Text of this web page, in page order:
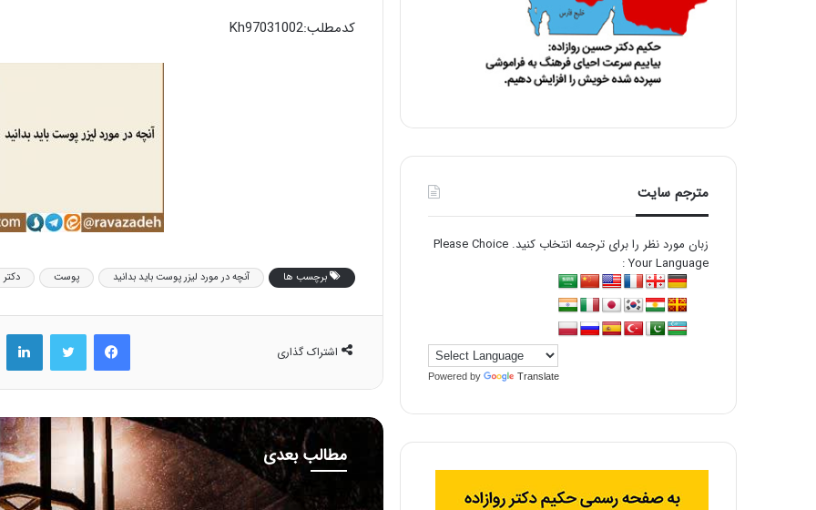
کدمطلب:Kh97031002
برچسب ها آنچه در مورد لیزر پوست باید بدانید پوست دکتر
اشتراک گذاری
فیس بوک
مطالب بعدی
مترجم سایت
زبان مورد نظر را برای ترجمه انتخاب کنید. Please Choice
Your Language :
Powered by Translate